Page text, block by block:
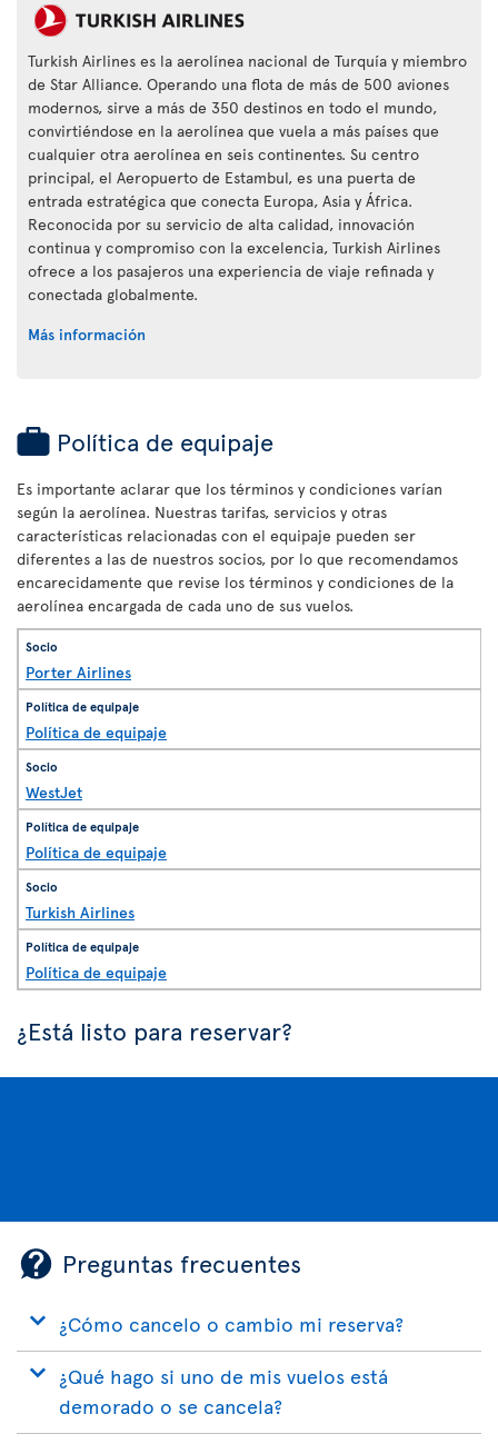
Turkish Airlines es la aerolínea nacional de Turquía y miembro
de Star Alliance. Operando una flota de más de 500 aviones
modernos, sirve a más de 350 destinos en todo el mundo,
convirtiéndose en la aerolínea que vuela a más países que
cualquier otra aerolínea en seis continentes. Su centro
principal, el Aeropuerto de Estambul, es una puerta de
entrada estratégica que conecta Europa, Asia y África.
Reconocida por su servicio de alta calidad, innovación
continua y compromiso con la excelencia, Turkish Airlines
ofrece a los pasajeros una experiencia de viaje refinada y
conectada globalmente.
Más información
Política de equipaje
Es importante aclarar que los términos y condiciones varían
según la aerolínea. Nuestras tarifas, servicios y otras
características relacionadas con el equipaje pueden ser
diferentes a las de nuestros socios, por lo que recomendamos
encarecidamente que revise los términos y condiciones de la
aerolínea encargada de cada uno de sus vuelos.
Porter Airlines
Política de equipaje
WestJet
Política de equipaje
Turkish Airlines
Política de equipaje
¿Está listo para reservar?
Preguntas frecuentes
¿Cómo cancelo o cambio mi reserva?
¿Qué hago si uno de mis vuelos está
demorado o se cancela?